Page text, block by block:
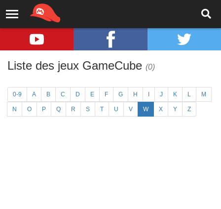
Liste des jeux GameCube (0)
0-9 A B C D E F G H J K L M
N O P Q R S T U V W X Y Z